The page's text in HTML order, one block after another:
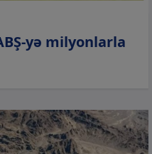
yə milyonlarla